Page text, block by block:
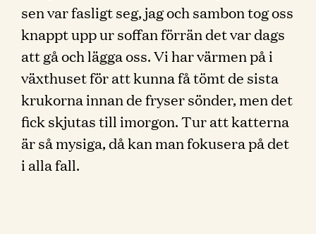
sen var fasligt seg, jag och sambon tog oss
knappt upp ur soffan förrän det var dags
att gå och lägga oss. Vi har värmen på i
växthuset för att kunna få tömt de sista
krukorna innan de fryser sönder, men det
fick skjutas till imorgon. Tur att katterna
är så mysiga, då kan man fokusera på det
i alla fall.